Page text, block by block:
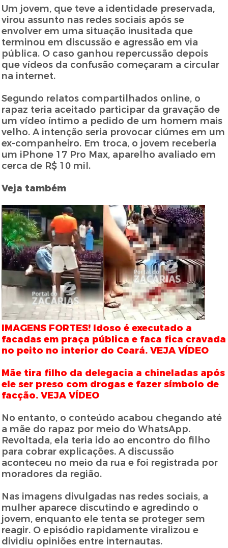
Um jovem, que teve a identidade preservada,
virou assunto nas redes sociais após se
envolver em uma situação inusitada que
terminou em discussão e agressão em via
pública. O caso ganhou repercussão depois
que vídeos da confusão começaram a circular
na internet.
Segundo relatos compartilhados online, o
rapaz teria aceitado participar da gravação de
um vídeo íntimo a pedido de um homem mais
velho. A intenção seria provocar ciúmes em um
ex-companheiro. Em troca, o jovem receberia
um iPhone 17 Pro Max, aparelho avaliado em
cerca de R$ 10 mil.
Veja também
IMAGENS FORTES! Idoso é executado a
facadas em praça pública e faca fica cravada
no peito no interior do Ceará. VEJA VÍDEO
Mãe tira filho da delegacia a chineladas após
ele ser preso com drogas e fazer símbolo de
facção. VEJA VÍDEO
No entanto, o conteúdo acabou chegando até
a mãe do rapaz por meio do WhatsApp.
Revoltada, ela teria ido ao encontro do filho
para cobrar explicações. A discussão
aconteceu no meio da rua e foi registrada por
moradores da região.
Nas imagens divulgadas nas redes sociais, a
mulher aparece discutindo e agredindo o
jovem, enquanto ele tenta se proteger sem
reagir. O episódio rapidamente viralizou e
dividiu opiniões entre internautas.